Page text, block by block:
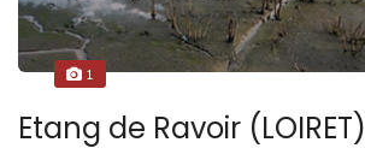
1
Etang de Ravoir (LOIRET)